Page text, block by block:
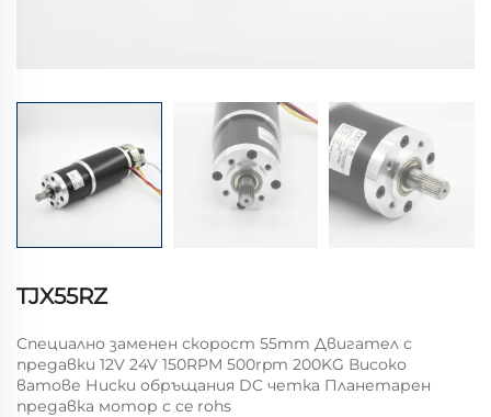
TJX55RZ
Специално заменен скорост 55mm Двигател с
предавки 12V 24V 150RPM 500rpm 200KG Високо
ватове Ниски обръщания DC четка Планетарен
предавка мотор с ce rohs